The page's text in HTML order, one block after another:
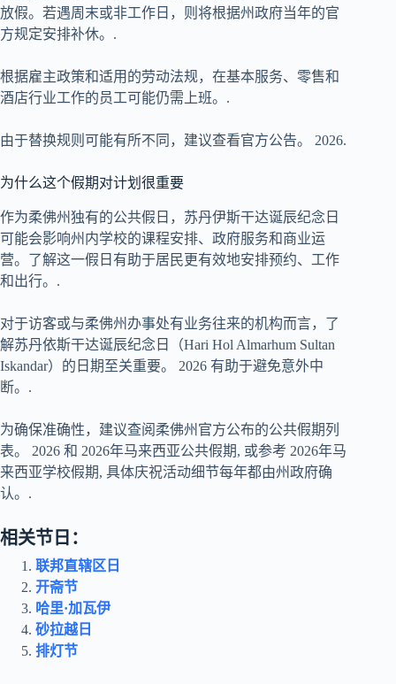
放假。若遇周末或非工作日，则将根据州政府当年的官
方规定安排补休。.
根据雇主政策和适用的劳动法规，在基本服务、零售和
酒店行业工作的员工可能仍需上班。.
由于替换规则可能有所不同，建议查看官方公告。 2026.
为什么这个假期对计划很重要
作为柔佛州独有的公共假日，苏丹伊斯干达诞辰纪念日
可能会影响州内学校的课程安排、政府服务和商业运
营。了解这一假日有助于居民更有效地安排预约、工作
和出行。.
对于访客或与柔佛州办事处有业务往来的机构而言，了
解苏丹依斯干达诞辰纪念日（Hari Hol Almarhum Sultan
Iskandar）的日期至关重要。 2026 有助于避免意外中
断。.
为确保准确性，建议查阅柔佛州官方公布的公共假期列
表。 2026 和 2026年马来西亚公共假期, 或参考 2026年马
来西亚学校假期, 具体庆祝活动细节每年都由州政府确
认。.
相关节日：
联邦直辖区日
开斋节
哈里·加瓦伊
砂拉越日
排灯节